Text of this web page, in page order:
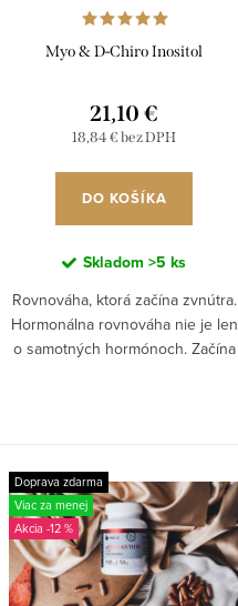
v
Myo & D-Chiro Inositol
18,84 € bez DPH
21,10 €
DO KOŠÍKA
Skladom >5 ks
Rovnováha, ktorá začína zvnútra.
Hormonálna rovnováha nie je len
o samotných hormónoch. Začína
Doprava zdarma
Viac za menej
-12 %